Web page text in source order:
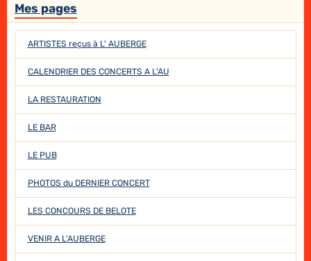
Mes pages
ARTISTES reçus à L' AUBERGE
CALENDRIER DES CONCERTS A L'AU
LA RESTAURATION
LE BAR
LE PUB
PHOTOS du DERNIER CONCERT
LES CONCOURS DE BELOTE
VENIR A L'AUBERGE